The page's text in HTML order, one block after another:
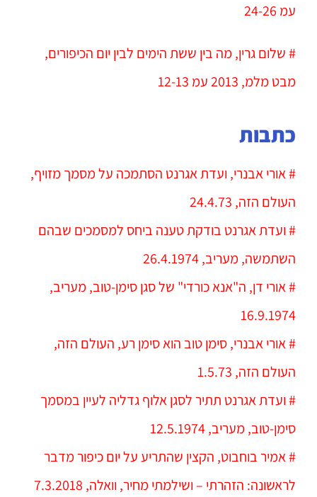
עמ 24-26
# שלום גרין, מה בין ששת הימים לבין יום הכיפורים,
מבט מלמ, 2013 עמ 12-13
כתבות
# אורי אבנרי, ועדת אגרנט הסתמכה על מסמך מזויף,
העולם הזה, 24.4.73
# ועדת אגרנט בודקת טענה ביחס למסמכים שבהם
השתמשה, מעריב, 26.4.1974
# אורי דן, ה"אנא כורדי" של סגן סימן-טוב, מעריב,
16.9.1974
# אורי אבנרי, סימן טוב הוא סימן רע, העולם הזה,
העולם הזה, 1.5.73
# ועדת אגרנט תתיר לסגן אלוף גדליה לעיין במסמך
סימן-טוב, מעריב, 12.5.1974
# אמיר בוחבוט‏, הקצין שהתריע על יום כיפור מדבר
לראשונה: הזהרתי – ושילמתי מחיר, וואלה, 7.3.2018